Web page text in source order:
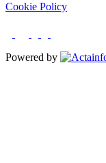
Cookie Policy
Powered by